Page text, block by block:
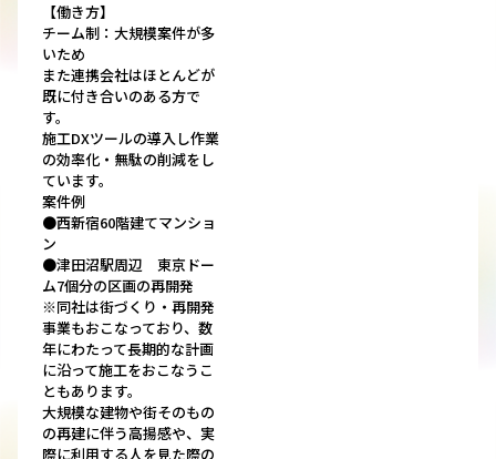
【働き方】
チーム制：大規模案件が多
いため
また連携会社はほとんどが
既に付き合いのある方で
す。
施工DXツールの導入し作業
の効率化・無駄の削減をし
ています。
案件例
●西新宿60階建てマンショ
ン
●津田沼駅周辺 東京ドー
ム7個分の区画の再開発
※同社は街づくり・再開発
事業もおこなっており、数
年にわたって長期的な計画
に沿って施工をおこなうこ
ともあります。
大規模な建物や街そのもの
の再建に伴う高揚感や、実
際に利用する人を見た際の